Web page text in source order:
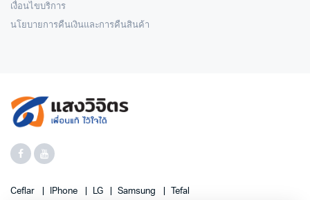
เงื่อนไขบริการ
นโยบายการคืนเงินและการคืนสินค้า
Ceflar IPhone LG Samsung Tefal